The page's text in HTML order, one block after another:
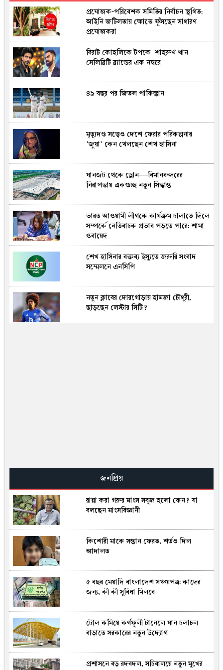
প্রযোজক-পরিবেশক সমিতির নির্বাচন স্থগিত:
আইনি জটিলতায় ক্ষোভে ফুঁসছেন সাধারণ
প্রযোজকরা
বিরাট কোহলিকে টপকে শাহরুখ খান
সেলিব্রিটি ব্র্যান্ডের এক নম্ব‌রে
৪৯ বছর পর জিতল পাকিস্তান
মৃত্যুদণ্ড সত্ত্বেও দেশে ফেরার পরিকল্পনার
'জুয়া' কেন খেলছেন শেখ হাসিনা
যানজট থেকে ড্রোন—বিমানবন্দরের
নিরাপত্তায় একগুচ্ছ নতুন সিদ্ধান্ত
ভারত আওয়ামী লীগকে কার্যক্রম চালাতে দিলে
সম্পর্কে নেতিবাচক প্রভাব পড়তে পারে: শামা
ওবায়েদ
শেখ হাসিনার বক্তব্য ইস্যুতে জরুরি সংবাদ
সম্মেলনে এনসিপি
নতুন ক্লাবের দোরগোড়ায় হামজা চৌধুরী,
ছাড়ছেন লেস্টার সিটি?
অলৌকিকভাবে বেঁচে গেল অনাগত শিশু!
পুলিশের ৭ কর্মকর্তাকে বদলি
অপরিকল্পিত নগরায়ন, গাছ কাটা এবং গ্রামীণ
পরিবেশ নষ্ট হওয়ার কারণে কাউ ফল হারিয়ে
ধামরাইয়ে ইটবোঝাই ট্রাকের চাপায়
মোটরসাইকেল আরোহী নিহত, আহত ৩
তনু হত্যা: সাবেক সেনাসদস্য হাফিজুরের জামিন
বাতিল, আত্মসমর্পণের নির্দেশ
ফরিদপুরে লোডশেডিং-দ্রব্যমূল্যে অতিষ্ঠ
জনপ্রিয়
রান্না করা গরুর মাংস সবুজ হলো কেন? যা
বলছেন মাংসবিজ্ঞানী
কিশোরী মাকে সন্তান ফেরত, শর্তও দিল
আদালত
৫ বছর মেয়াদি বাংলাদেশ সঞ্চয়পত্র: কাদের
জন্য, কী কী সুবিধা মিলবে
টোল কমিয়ে কর্ণফুলী টানেলে যান চলাচল
বাড়াতে সরকারের নতুন উদ্যোগ
প্রশাসনে বড় রদবদল, সচিবালয়ে নতুন মুখের